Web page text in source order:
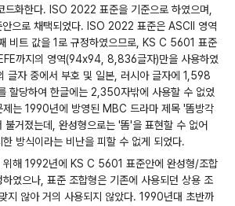
화한다. ISO 2022 표준을 기준으로 하였으며,
으로 채택되었다. ISO 2022 표준은 ASCII 영역
비트 값을 1로 규정하였으므로, KS C 5601 표준
까지의 영역(94x94, 8,836글자)만을 사용하였
글자 중에서 부호 및 일본, 러시아 글자에 1,598
할당하여 한글에는 2,350자밖에 사용할 수 없었
제는 1990년에 방영된 MBC 드라마 제목 '똠방각
불거졌는데, 완성형으로는 '똠'을 표현할 수 없어
방식이라는 비난을 피할 수 없게 되었다.
위해 1992년에 KS C 5601 표준안에 완성형/조합
였으나, 표준 조합형은 기존에 사용되던 상용 조
지 않아 거의 사용되지 않았다. 1990년대 초반까